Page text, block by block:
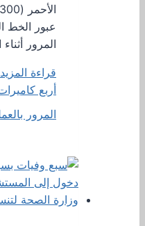
عبور الخط
المرور
قراءة المزيد
أربع
المرور